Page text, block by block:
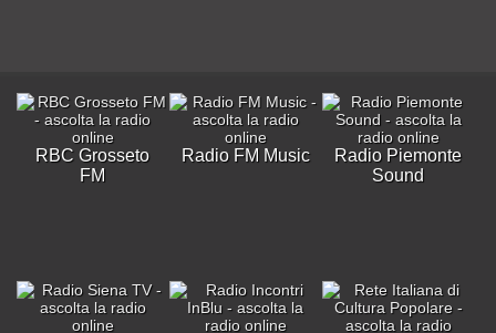
RBC Grosseto
FM
Radio FM Music
Radio Piemonte
Sound